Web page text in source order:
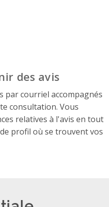
des avis
par courriel accompagnés
consultation. Vous
relatives à l'avis en tout
profil où se trouvent vos